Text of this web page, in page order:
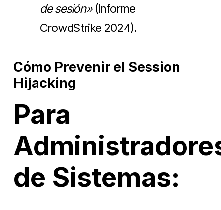
de sesión»(Informe
CrowdStrike 2024).
Cómo Prevenir el Session
Hijacking
Para
de Sistemas: